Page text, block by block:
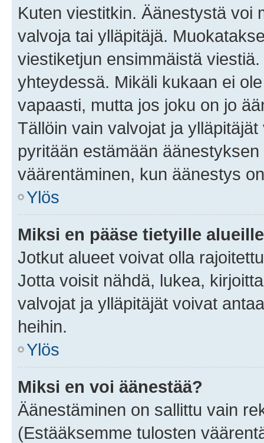
Kuten viestitkin. Äänestystä voi
valvoja tai ylläpitäjä.
viestiketjun ensimmäistä
yhteydessä. Mikäli kukaan ei
vapaasti, mutta jos joku on jo
Tällöin vain valvojat ja
pyritään estämään
väärentäminen, kun äänestys
Ylös
Miksi en pääse tietyille
Jotkut alueet voivat olla
Jotta voisit nähdä, lukea,
valvojat ja ylläpitäjät voivat
heihin.
Ylös
Miksi en voi äänestää?
Äänestäminen on sallittu vain
(Estääksemme tulosten